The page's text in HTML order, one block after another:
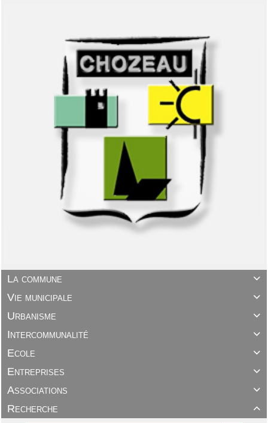

La commune

Vie municipale

Urbanisme

Intercommunalité

Ecole

Entreprises

Associations

Recherche